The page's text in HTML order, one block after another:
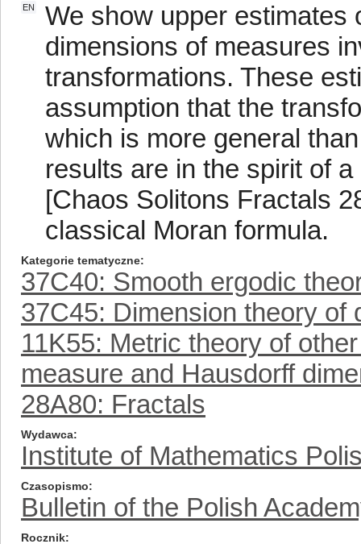
EN
We show upper estimates
dimensions of measures
transformations. These
assumption that the
which is more general
results are in the spirit of
[Chaos Solitons Fractals
classical Moran formula.
Kategorie tematyczne
37C40: Smooth ergodic
37C45: Dimension theory of
11K55: Metric theory of
measure and Hausdorff
28A80: Fractals
Wydawca
Institute of Mathematics
Czasopismo
Bulletin of the Polish
Rocznik